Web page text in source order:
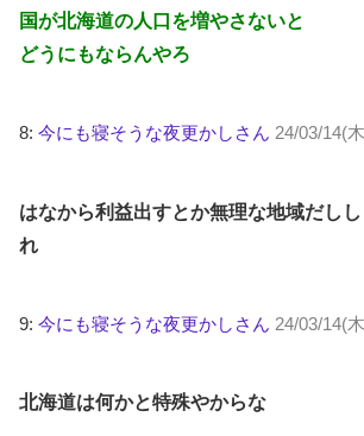
国が北海道の人口を増やさないと
どうにもならんやろ
8: 今にも寝そうな夜更かしさん 24/03/14(
はなから利益出すとか無理な地域だし
れ
9: 今にも寝そうな夜更かしさん 24/03/14(
北海道は何かと特殊やからな